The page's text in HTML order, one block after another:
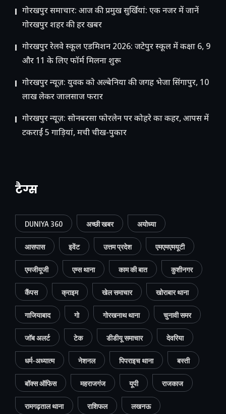
गोरखपुर समाचार: आज की प्रमुख सुर्खियां: एक नजर में जानें
गोरखपुर शहर की हर खबर
गोरखपुर रेलवे स्कूल एडमिशन 2026: जटेपुर स्कूल में कक्षा 6, 9
और 11 के लिए फॉर्म मिलना शुरू
गोरखपुर न्यूज़: युवक को अल्बेनिया की जगह भेजा सिंगापुर, 10
लाख लेकर जालसाज फरार
गोरखपुर न्यूज़: सोनबरसा फोरलेन पर कोहरे का कहर, आपस में
टकराईं 5 गाड़ियां, मची चीख-पुकार
टैग्स
DUNIYA 360 अच्छी खबर अयोध्या
आसपास इवेंट उत्तम प्रदेश एमएमएमयूटी
एमजीयूजी एम्स थाना काम की बात कुशीनगर
कैंपस क्राइम खेल समाचार खोराबार थाना
गाजियाबाद गो गोरखनाथ थाना चुनावी समर
जॉब अलर्ट टेक डीडीयू समाचार देवरिया
धर्म-अध्यात्म नेशनल पिपराइच थाना बस्ती
बॉक्स ऑफिस महराजगंज यूपी राजकाज
रामगढ़ताल थाना राशिफल लखनऊ